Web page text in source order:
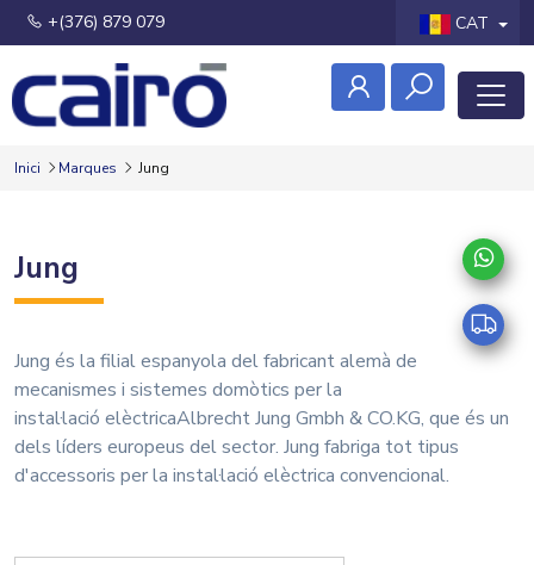
+(376) 879 079 CAT
Inici Marques Jung
Jung
Jung és la filial espanyola del fabricant alemà de
mecanismes i sistemes domòtics per la
instal·lació elèctricaAlbrecht Jung Gmbh & CO.KG, que és un
dels líders europeus del sector. Jung fabriga tot tipus
d'accessoris per la instal·lació elèctrica convencional.